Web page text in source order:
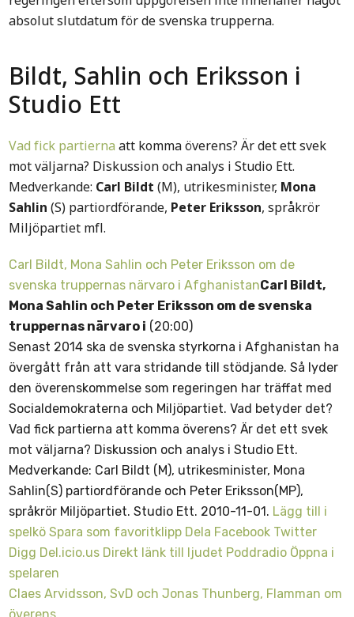
absolut slutdatum för de svenska trupperna.
Bildt, Sahlin och Eriksson i
Studio Ett
Vad fick partiernaatt komma överens? Är det ett svek
mot väljarna? Diskussion och analys i Studio Ett.
Medverkande:Carl Bildt(M), utrikesminister,Mona
Sahlin(S) partiordförande,Peter Eriksson, språkrör
Miljöpartiet mfl.
Carl Bildt, Mona Sahlin och Peter Eriksson om de
svenska truppernas närvaro i AfghanistanCarl Bildt,
Mona Sahlin och Peter Eriksson om de svenska
truppernas närvaro i (20:00)
Senast 2014 ska de svenska styrkorna i Afghanistan ha
övergått från att vara stridande till stödjande. Så lyder
den överenskommelse som regeringen har träffat med
Socialdemokraterna och Miljöpartiet. Vad betyder det?
Vad fick partierna att komma överens? Är det ett svek
mot väljarna? Diskussion och analys i Studio Ett.
Medverkande: Carl Bildt (M), utrikesminister, Mona
Sahlin(S) partiordförande och Peter Eriksson(MP),
språkrör Miljöpartiet. Studio Ett. 2010-11-01. Lägg till i
spelkö Spara som favoritklipp Dela Facebook Twitter
Digg Del.icio.us Direkt länk till ljudet Poddradio Öppna i
spelaren
Claes Arvidsson, SvD och Jonas Thunberg, Flamman om
överens